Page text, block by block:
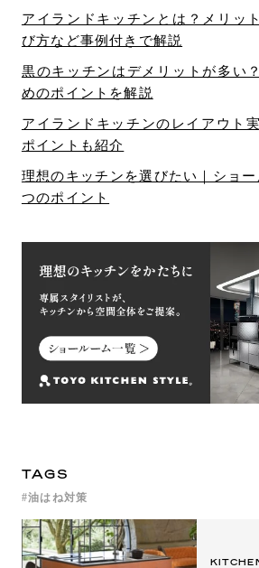
アイランドキッチンとは？メリッ
び方など事例付きで解説
黒のキッチンはデメリットが多い
めのポイントを解説
アイランドキッチンのレイアウト
ポイントも紹介
理想のキッチンを選びたい｜ショ
つのポイント
TAGS
油はね対策